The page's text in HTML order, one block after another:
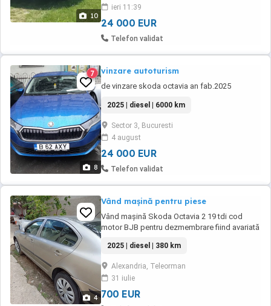
10
circulație,frânează singura,tine banda 4 ...
ieri 11:39
24 000 EUR
Telefon validat
8
7 vinzare autoturism
de vinzare skoda octavia an fab.2025
2025 | diesel | 6000 km
Sector 3, Bucuresti
4 august
24 000 EUR
Telefon validat
4
Vând mașină pentru piese
Vând mașină Skoda Octavia 2 19 tdi cod
motor BJB pentru dezmembrare fiind avariată
2025 | diesel | 380 km
Alexandria, Teleorman
31 iulie
700 EUR